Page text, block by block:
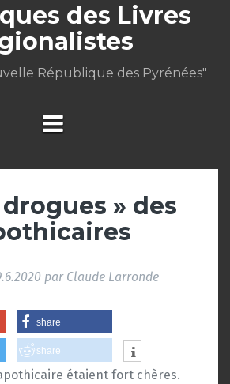
des Livres
République des Pyrénées"
» des
par Claude Larronde
share
share
étaient fort chères.